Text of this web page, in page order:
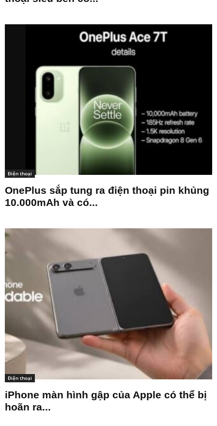
Điện thoại
OnePlus sắp tung ra điện thoại pin khủng
10.000mAh và có...
Điện thoại
iPhone màn hình gập của Apple có thể bị
hoãn ra...